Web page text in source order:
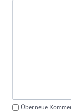
Über neue